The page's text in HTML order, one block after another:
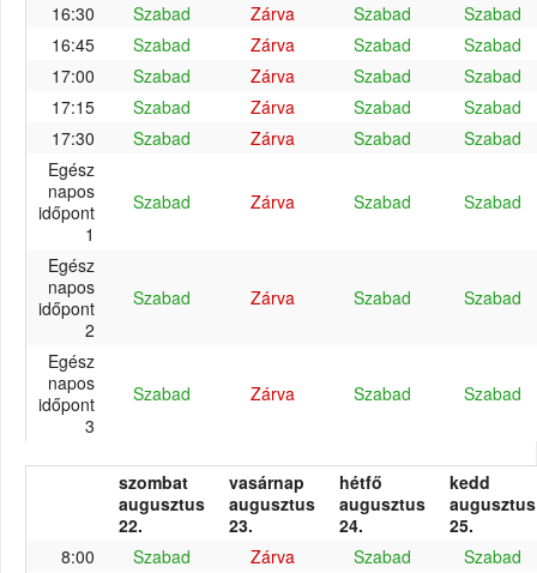
16:30 Szabad Zárva Szabad
Szabad
16:45
Szabad Zárva Szabad
Szabad
17:00
Szabad Zárva Szabad
Szabad
17:15
Szabad Zárva Szabad
Szabad
17:30
Szabad Zárva Szabad
Szabad
Egész
napos
időpont
1
Szabad Zárva Szabad Szabad
Egész
napos
időpont
2
Szabad Zárva Szabad Szabad
Egész
napos
időpont
3
Szabad Zárva Szabad Szabad
szombat
augusztus
22.
vasárnap
augusztus
23.
hétfő
augusztus
24.
kedd
augusztus
25.
8:00
Szabad Zárva Szabad
Szabad